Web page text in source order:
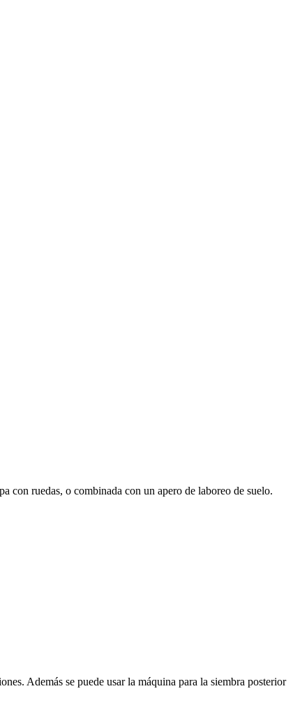
con ruedas, o combinada con un apero de laboreo de suelo.
Además se puede usar la máquina para la siembra posterior